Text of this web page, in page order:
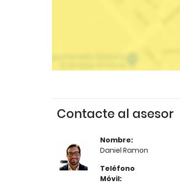
Contacte al asesor
Nombre:
Daniel Ramon
Teléfono
Móvil: